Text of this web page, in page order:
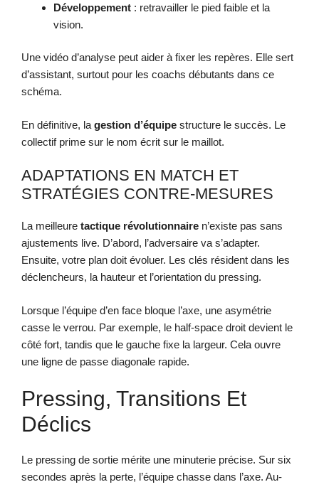
Développement : retravailler le pied faible et la
vision.
Une vidéo d’analyse peut aider à fixer les repères. Elle sert
d’assistant, surtout pour les coachs débutants dans ce
schéma.
En définitive, la gestion d’équipe structure le succès. Le
collectif prime sur le nom écrit sur le maillot.
ADAPTATIONS EN MATCH ET
STRATÉGIES CONTRE-MESURES
La meilleure tactique révolutionnaire n’existe pas sans
ajustements live. D’abord, l’adversaire va s’adapter.
Ensuite, votre plan doit évoluer. Les clés résident dans les
déclencheurs, la hauteur et l’orientation du pressing.
Lorsque l’équipe d’en face bloque l’axe, une asymétrie
casse le verrou. Par exemple, le half-space droit devient le
côté fort, tandis que le gauche fixe la largeur. Cela ouvre
une ligne de passe diagonale rapide.
Pressing, Transitions Et
Déclics
Le pressing de sortie mérite une minuterie précise. Sur six
secondes après la perte, l’équipe chasse dans l’axe. Au-